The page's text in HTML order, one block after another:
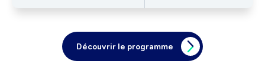
Découvrir le programme